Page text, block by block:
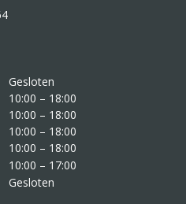
Gesloten
10:00 – 18:00
10:00 – 18:00
10:00 – 18:00
10:00 – 18:00
10:00 – 17:00
Gesloten